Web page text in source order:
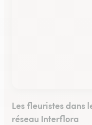
Les fleuristes dans
réseau Interflora